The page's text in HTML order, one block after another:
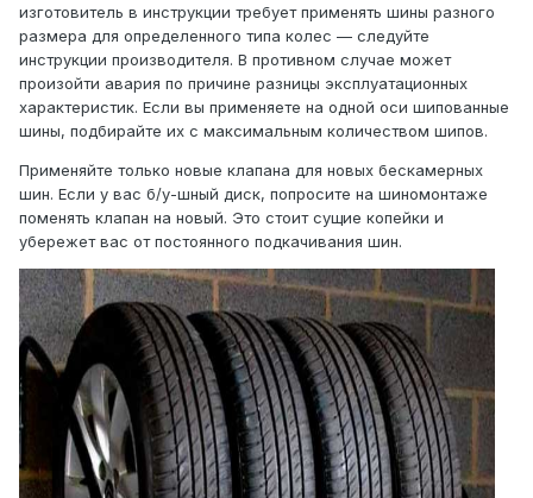
изготовитель в инструкции требует применять шины разного
размера для определенного типа колес — следуйте
инструкции производителя. В противном случае может
произойти авария по причине разницы эксплуатационных
характеристик. Если вы применяете на одной оси шипованные
шины, подбирайте их с максимальным количеством шипов.
Применяйте только новые клапана для новых бескамерных
шин. Если у вас б/у-шный диск, попросите на шиномонтаже
поменять клапан на новый. Это стоит сущие копейки и
убережет вас от постоянного подкачивания шин.